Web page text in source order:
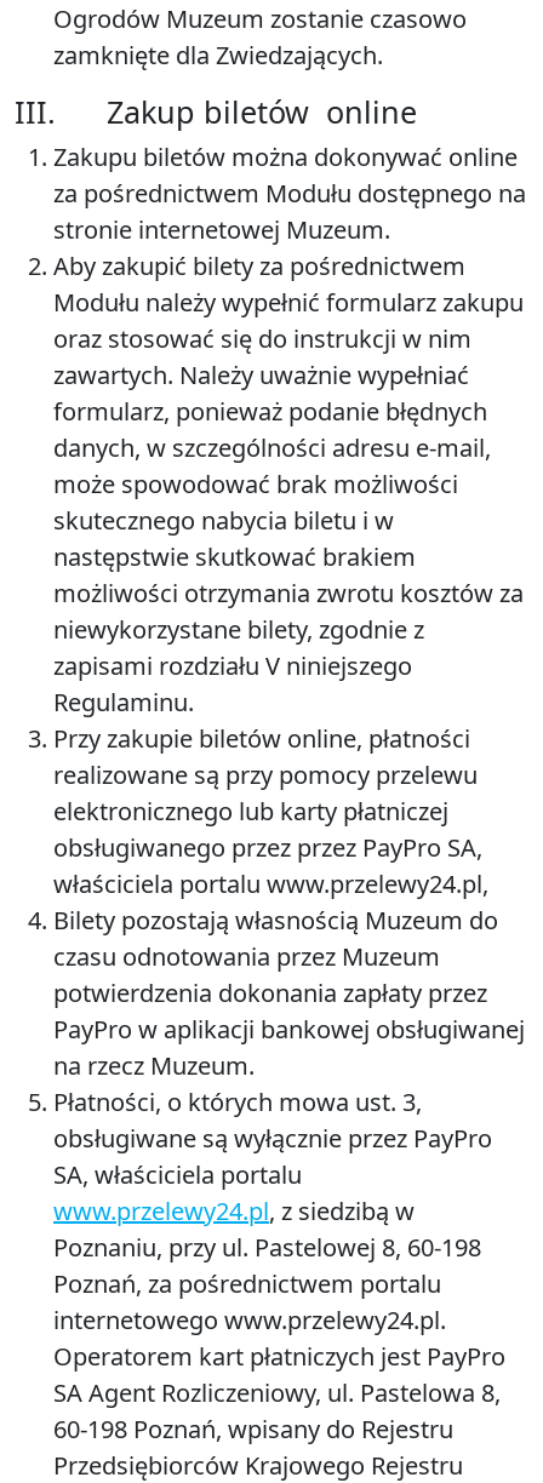
Ogrodów Muzeum zostanie czasowo
zamknięte dla Zwiedzających.
III. Zakup biletów online
Zakupu biletów można dokonywać online
za pośrednictwem Modułu dostępnego na
stronie internetowej Muzeum.
Aby zakupić bilety za pośrednictwem
Modułu należy wypełnić formularz zakupu
oraz stosować się do instrukcji w nim
zawartych. Należy uważnie wypełniać
formularz, ponieważ podanie błędnych
danych, w szczególności adresu e-mail,
może spowodować brak możliwości
skutecznego nabycia biletu i w
następstwie skutkować brakiem
możliwości otrzymania zwrotu kosztów za
niewykorzystane bilety, zgodnie z
zapisami rozdziału V niniejszego
Regulaminu.
Przy zakupie biletów online, płatności
realizowane są przy pomocy przelewu
elektronicznego lub karty płatniczej
obsługiwanego przez przez PayPro SA,
właściciela portalu www.przelewy24.pl,
Bilety pozostają własnością Muzeum do
czasu odnotowania przez Muzeum
potwierdzenia dokonania zapłaty przez
PayPro w aplikacji bankowej obsługiwanej
na rzecz Muzeum.
Płatności, o których mowa ust. 3,
obsługiwane są wyłącznie przez PayPro
SA, właściciela portalu
www.przelewy24.pl, z siedzibą w
Poznaniu, przy ul. Pastelowej 8, 60-198
Poznań, za pośrednictwem portalu
internetowego www.przelewy24.pl.
Operatorem kart płatniczych jest PayPro
SA Agent Rozliczeniowy, ul. Pastelowa 8,
60-198 Poznań, wpisany do Rejestru
Przedsiębiorców Krajowego Rejestru